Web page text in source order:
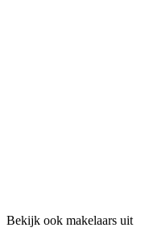
Bekijk ook makelaars uit